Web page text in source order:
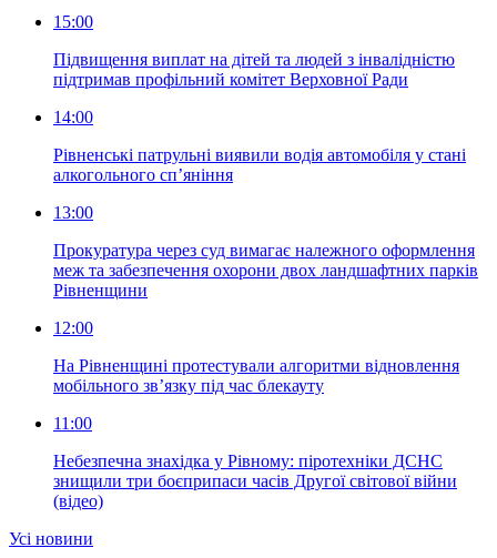
15:00
Підвищення виплат на дітей та людей з інвалідністю
підтримав профільний комітет Верховної Ради
14:00
Рівненські патрульні виявили водія автомобіля у стані
алкогольного сп’яніння
13:00
Прокуратура через суд вимагає належного оформлення
меж та забезпечення охорони двох ландшафтних парків
Рівненщини
12:00
На Рівненщині протестували алгоритми відновлення
мобільного зв’язку під час блекауту
11:00
Небезпечна знахідка у Рівному: піротехніки ДСНС
знищили три боєприпаси часів Другої світової війни
(відео)
Усi новини